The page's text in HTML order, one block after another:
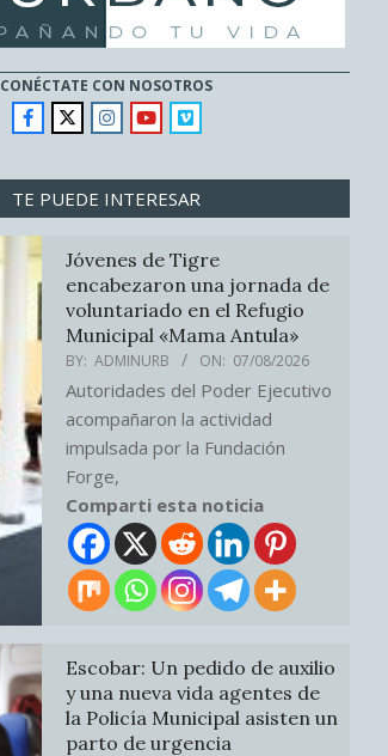
CONÉCTATE CON NOSOTROS
TE PUEDE INTERESAR
Jóvenes de Tigre
encabezaron una jornada de
voluntariado en el Refugio
Municipal «Mama Antula»
BY: ADMINURB ON: 07/08/2026
Autoridades del Poder Ejecutivo
acompañaron la actividad
impulsada por la Fundación
Forge,
Comparti esta noticia
Escobar: Un pedido de auxilio
y una nueva vida agentes de
la Policía Municipal asisten un
parto de urgencia